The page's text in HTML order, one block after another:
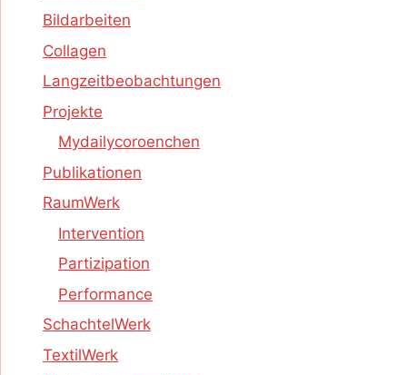
Bildarbeiten
Collagen
Langzeitbeobachtungen
Projekte
Mydailycoroenchen
Publikationen
RaumWerk
Intervention
Partizipation
Performance
SchachtelWerk
TextilWerk